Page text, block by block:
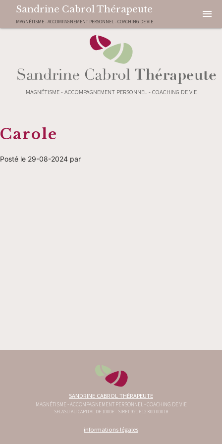
Sandrine Cabrol Thérapeute
MAGNÉTISME - ACCOMPAGNEMENT PERSONNEL - COACHING DE VIE
menu
MAGNÉTISME - ACCOMPAGNEMENT PERSONNEL - COACHING DE VIE
Carole
Posté le 29-08-2024 par
SANDRINE CABROL THÉRAPEUTE
MAGNÉTISME - ACCOMPAGNEMENT PERSONNEL - COACHING DE VIE
SELASU AU CAPITAL DE 1000€ - SIRET 921 612 800 00018
informations légales